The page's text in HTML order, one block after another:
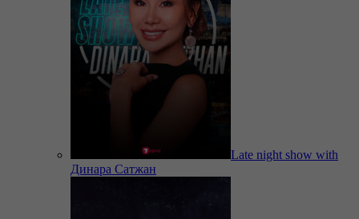
Late night show with
Динара Сатжан